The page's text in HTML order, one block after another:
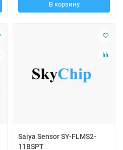
В корзину
Saiya Sensor SY-FLMS2-
11BSPT